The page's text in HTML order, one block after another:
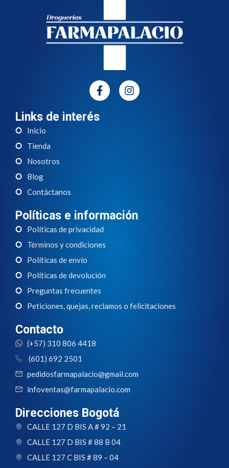
Links de interés
Inicio
Tienda
Nosotros
Blog
Contáctanos
Políticas e información
Políticas de privacidad
Términos y condiciones
Políticas de envío
Políticas de devolución
Preguntas frecuentes
Peticiones, quejas, reclamos o felicitaciones
Contacto
(+57) 310 806 4418
(601) 692 2501
pedidosfarmapalacio@gmail.com
infoventas@farmapalacio.com
Direcciones Bogotá
CALLE 127 D BIS A # 92 – 21
CALLE 127 D BIS # 88 B 04
CALLE 127 C BIS # 89 – 04